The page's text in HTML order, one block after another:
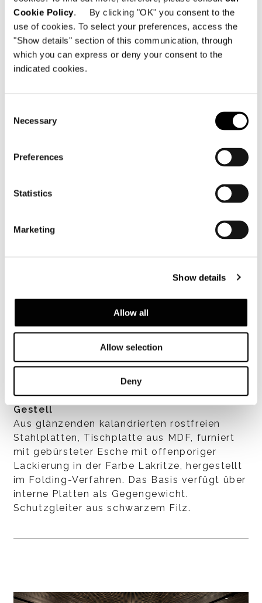
Cookie Policy. By clicking "OK" you consent to the
use of cookies. To select your preferences, access the
"Show details" section of this communication, through
which you can express or deny your consent to the
indicated cookies.
Selection
Necessary
Preferences
Statistics
Marketing
Show details
Allow all
Allow selection
Deny
Technical Features
Gestell
Aus glänzenden kalandrierten rostfreien
Stahlplatten, Tischplatte aus MDF, furniert
mit gebürsteter Esche mit offenporiger
Lackierung in der Farbe Lakritze, hergestellt
im Folding-Verfahren. Das Basis verfügt über
interne Platten als Gegengewicht.
Schutzgleiter aus schwarzem Filz.